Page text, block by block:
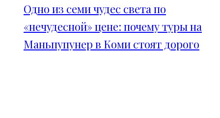
Одно из семи чудес света по
«нечудесной» цене: почему туры на
Маньпупунер в Коми стоят дорого